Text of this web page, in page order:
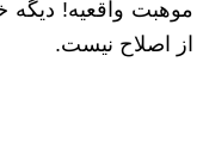
موهبت واقعیه!
از اصلاح نیست.